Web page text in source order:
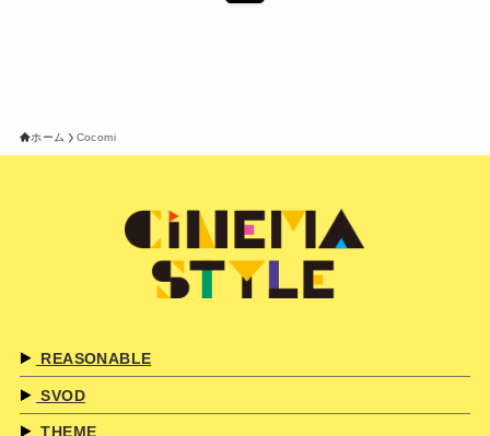
ホーム Cocomi
REASONABLE
SVOD
THEME